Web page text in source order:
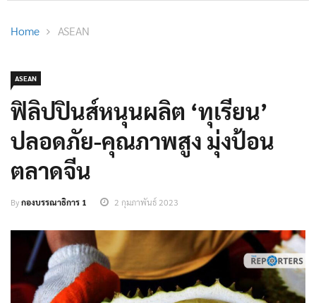
Home ASEAN
ASEAN
ฟิลิปปินส์หนุนผลิต ‘ทุเรียน’
ปลอดภัย-คุณภาพสูง มุ่งป้อน
ตลาดจีน
Byกองบรรณาธิการ 1 2 กุมภาพันธ์ 2023